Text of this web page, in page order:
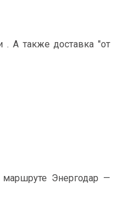
. А также доставка "от
Энергодар —